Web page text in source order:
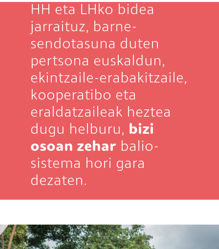
HH eta LHko bidea
jarraituz, barne-
sendotasuna duten
pertsona euskaldun,
ekintzaile-erabakitzaile,
kooperatibo eta
eraldatzaileak heztea
dugu helburu, bizi
osoan zehar balio-
sistema hori gara
dezaten.